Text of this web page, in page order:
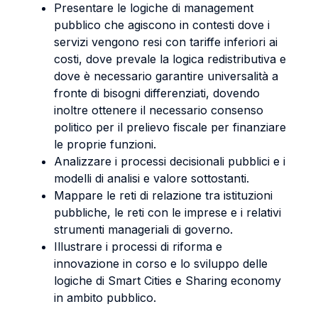
Presentare le logiche di management
pubblico che agiscono in contesti dove i
servizi vengono resi con tariffe inferiori ai
costi, dove prevale la logica redistributiva e
dove è necessario garantire universalità a
fronte di bisogni differenziati, dovendo
inoltre ottenere il necessario consenso
politico per il prelievo fiscale per finanziare
le proprie funzioni.
Analizzare i processi decisionali pubblici e i
modelli di analisi e valore sottostanti.
Mappare le reti di relazione tra istituzioni
pubbliche, le reti con le imprese e i relativi
strumenti manageriali di governo.
Illustrare i processi di riforma e
innovazione in corso e lo sviluppo delle
logiche di Smart Cities e Sharing economy
in ambito pubblico.